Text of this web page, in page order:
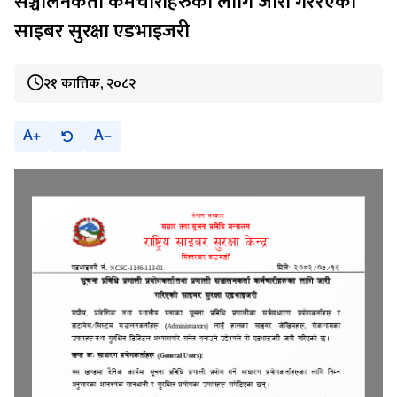
साइबर सुरक्षा एडभाइजरी
२१ कात्तिक, २०८२
A A